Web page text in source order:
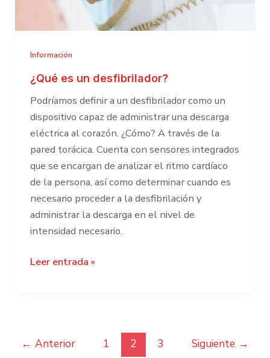
Información
¿Qué es un desfibrilador?
Podríamos definir a un desfibrilador como un
dispositivo capaz de administrar una descarga
eléctrica al corazón. ¿Cómo? A través de la
pared torácica. Cuenta con sensores integrados
que se encargan de analizar el ritmo cardíaco
de la persona, así como determinar cuando es
necesario proceder a la desfibrilación y
administrar la descarga en el nivel de
intensidad necesario.
¿Qué
Leer entrada »
← Anterior 1 2 3 Siguiente →